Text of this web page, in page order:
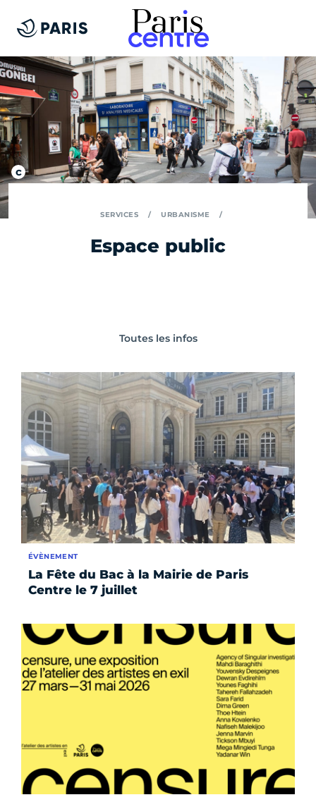
SERVICES URBANISME
Espace public
Toutes les infos
La Fête du Bac à la Mairie de Paris
Centre le 7 juillet
ÉVÈNEMENT